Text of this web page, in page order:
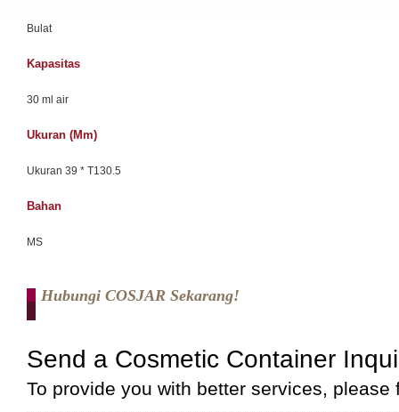
Bulat
Kapasitas
30 ml air
Ukuran (mm)
Ukuran 39 * T130.5
Bahan
MS
Hubungi COSJAR Sekarang!